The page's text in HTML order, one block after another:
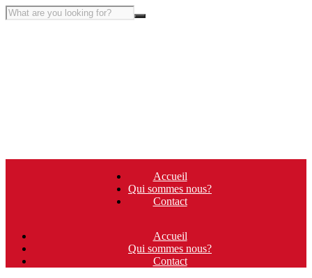
Accueil
Qui sommes nous?
Contact
Accueil
Qui sommes nous?
Contact